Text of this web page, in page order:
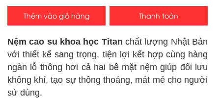
Thêm vào giỏ hàng Thanh toán
Nệm cao su khoa học Titan chất lượng Nhật Bản
với thiết kế sang trọng, tiện lợi kết hợp cùng hàng
ngàn lỗ thông hơi cả hai bề mặt nệm giúp đối lưu
không khí, tạo sự thông thoáng, mát mẻ cho người
sử dùng.